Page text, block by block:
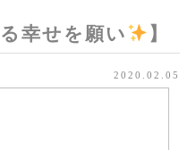
幸せを願い 】
2020.02.05